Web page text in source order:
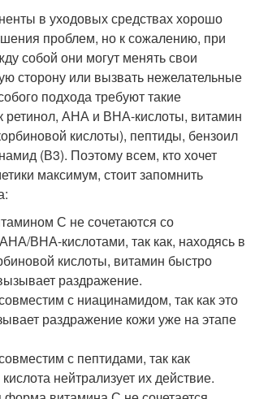
в уходовых средствах хорошо
проблем, но к сожалению, при
собой они могут менять свои
сторону или вызвать нежелательные
подхода требуют такие
ретинол, АНА и ВНА-кислоты, витамин
кислоты), пептиды, бензоил
(В3). Поэтому всем, кто хочет
максимум, стоит запомнить
С не сочетаются со
ВНА-кислотами, так как, находясь в
кислоты, витамин быстро
раздражение.
с ниацинамидом, так как это
раздражение кожи уже на этапе
с пептидами, так как
нейтрализует их действие.